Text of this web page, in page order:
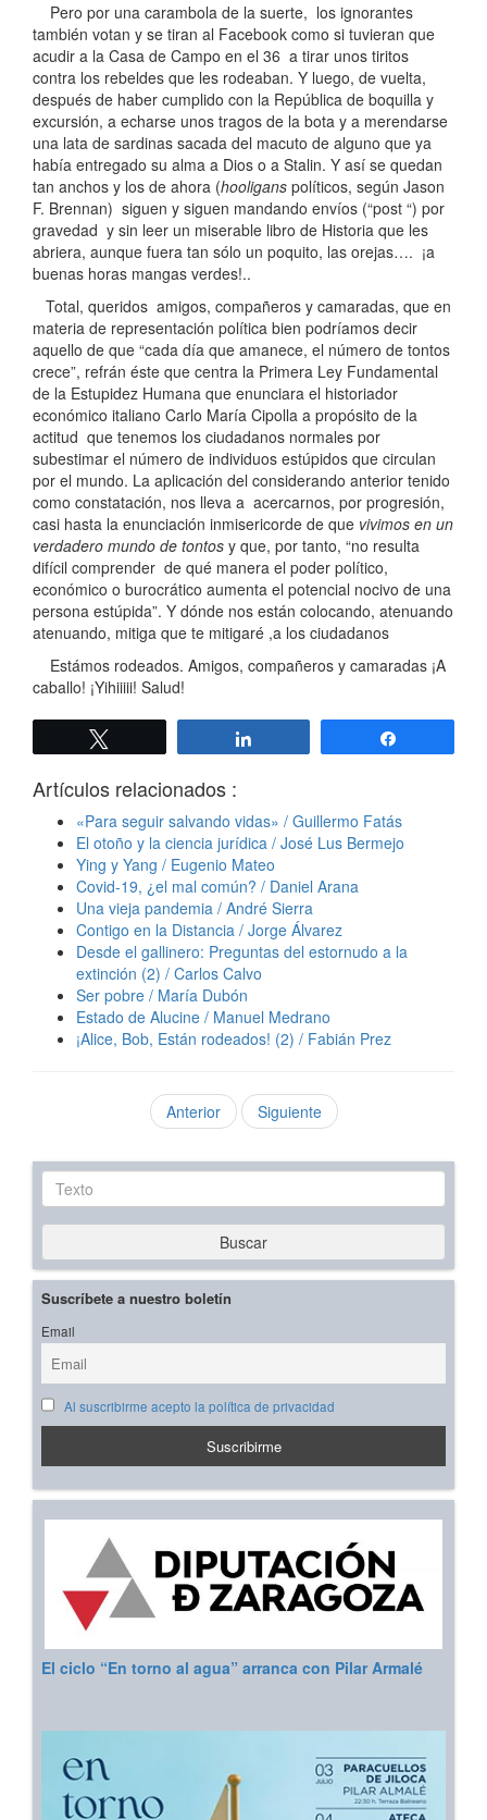
Pero por una carambola de la suerte, los ignorantes
también votan y se tiran al Facebook como si tuvieran que
acudir a la Casa de Campo en el 36 a tirar unos tiritos
contra los rebeldes que les rodeaban. Y luego, de vuelta,
después de haber cumplido con la República de boquilla y
excursión, a echarse unos tragos de la bota y a merendarse
una lata de sardinas sacada del macuto de alguno que ya
había entregado su alma a Dios o a Stalin. Y así se quedan
tan anchos y los de ahora (hooligans políticos, según Jason
F. Brennan) siguen y siguen mandando envíos (“post “) por
gravedad y sin leer un miserable libro de Historia que les
abriera, aunque fuera tan sólo un poquito, las orejas…. ¡a
buenas horas mangas verdes!..
Total, queridos amigos, compañeros y camaradas, que en
materia de representación política bien podríamos decir
aquello de que “cada día que amanece, el número de tontos
crece”, refrán éste que centra la Primera Ley Fundamental
de la Estupidez Humana que enunciara el historiador
económico italiano Carlo María Cipolla a propósito de la
actitud que tenemos los ciudadanos normales por
subestimar el número de individuos estúpidos que circulan
por el mundo. La aplicación del considerando anterior tenido
como constatación, nos lleva a acercarnos, por progresión,
casi hasta la enunciación inmisericorde de que vivimos en un
verdadero mundo de tontos y que, por tanto, “no resulta
difícil comprender de qué manera el poder político,
económico o burocrático aumenta el potencial nocivo de una
persona estúpida”. Y dónde nos están colocando, atenuando
atenuando, mitiga que te mitigaré ,a los ciudadanos
Estámos rodeados. Amigos, compañeros y camaradas ¡A
caballo! ¡Yihiiiii! Salud!
Artículos relacionados :
«Para seguir salvando vidas» / Guillermo Fatás
El otoño y la ciencia jurídica / José Lus Bermejo
Ying y Yang / Eugenio Mateo
Covid-19, ¿el mal común? / Daniel Arana
Una vieja pandemia / André Sierra
Contigo en la Distancia / Jorge Álvarez
Desde el gallinero: Preguntas del estornudo a la
extinción (2) / Carlos Calvo
Ser pobre / María Dubón
Estado de Alucine / Manuel Medrano
¡Alice, Bob, Están rodeados! (2) / Fabián Prez
Anterior Siguiente
Texto
Buscar
Suscríbete a nuestro boletín
Email
Al suscribirme acepto la política de privacidad
El ciclo “En torno al agua” arranca con Pilar Armalé